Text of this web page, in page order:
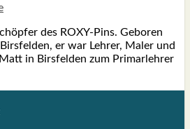
des ROXY-Pins. Gebo­ren
er war Leh­rer, Maler und
in Birs­fel­den zum Pri­mar­leh­rer